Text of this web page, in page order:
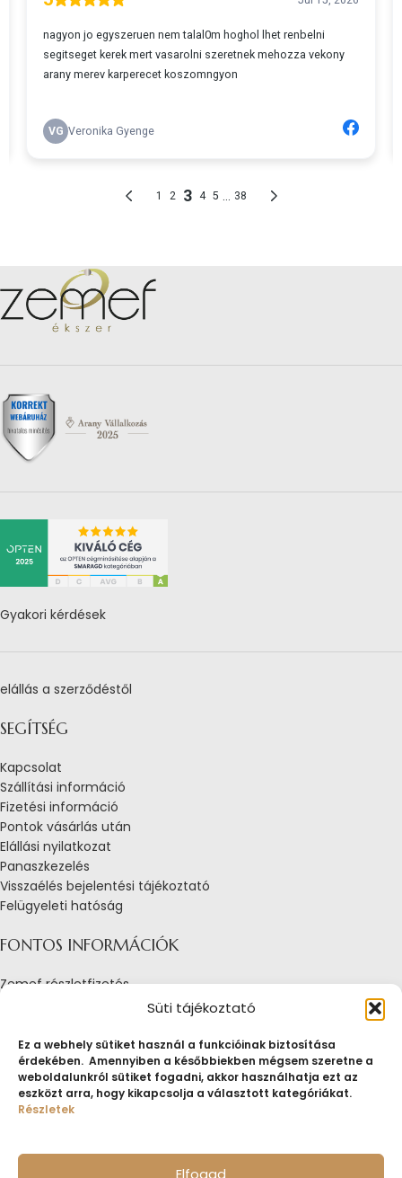
Süti tájékoztató
Ez a webhely sütiket használ a funkcióinak biztosítása
érdekében. Amennyiben a későbbiekben mégsem szeretne a
weboldalunkról sütiket fogadni, akkor használhatja ezt az
eszközt arra, hogy kikapcsolja a választott kategóriákat.
Részletek
Elfogad
Gyakori kérdések
elállás a szerződéstől
SEGÍTSÉG
Kapcsolat
Szállítási információ
Fizetési információ
Pontok vásárlás után
Elállási nyilatkozat
Panaszkezelés
Visszaélés bejelentési tájékoztató
Felügyeleti hatóság
FONTOS INFORMÁCIÓK
Zemef részletfizetés
Adatkezelési tájékoztató
Tájékoztató sütik alkalmazásáról
Fogyasztóvédelmi tájékoztató
Jogi nyilatkozat
Impresszum